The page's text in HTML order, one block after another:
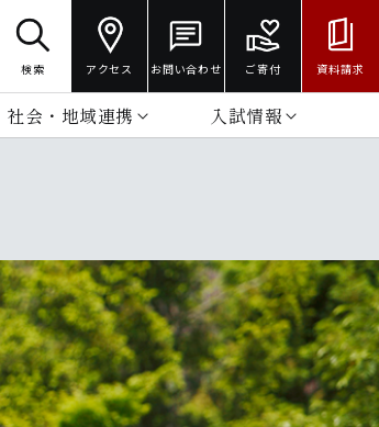
検索 アクセス お問い合わせ ご寄付 資料請求
社会・地域連携 入試情報